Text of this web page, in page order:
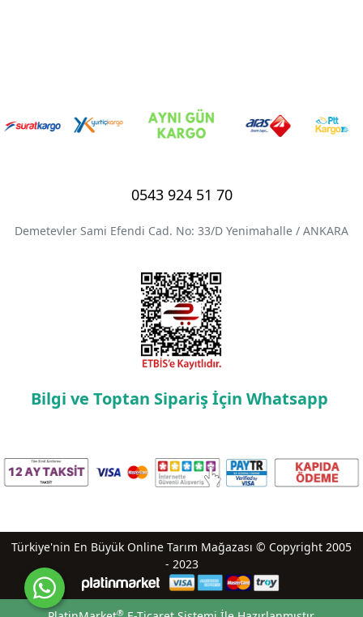
0543 924 51 70
Demetevler Sami Efendi Cad. No: 33/D Yenimahalle / ANKARA
Bilgi ve Toptan Sipariş İçin Whatsapp
Türkiye'nin En Büyük Online Tarım Mağazası © Copyright 2005
- 2023
®